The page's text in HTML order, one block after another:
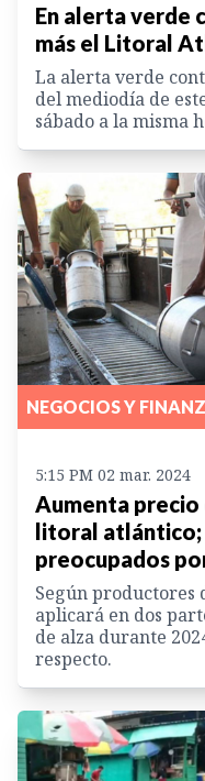
En alerta verde
más el Litoral
La alerta verde
del mediodía de
sábado a la misma
NEGOCIOS Y
5:15 PM 02 mar. 2024
Aumenta
litoral atlántico;
preocupados
Según productores
aplicará en dos
de alza durante
respecto.